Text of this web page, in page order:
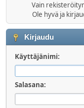
Vain
Ole hyvä ja
Kirjaudu
Käyttäjänimi:
Salasana: